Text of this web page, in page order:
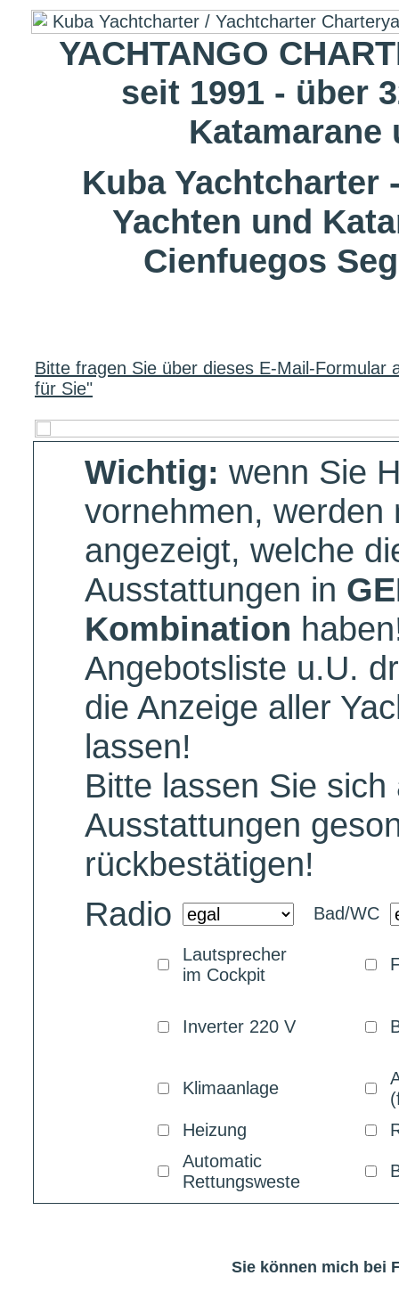
YACHTANGO
seit 1991 - über
Katamarane
Kuba Yachtcharter
Yachten und
Cienfuegos
Bitte fragen Sie über dieses E-Mail-
für Sie"
Wichtig: wenn Sie
vornehmen, werden
angezeigt, welche
Ausstattungen in
Kombination
Angebotsliste u.U.
die Anzeige aller
lassen!
Bitte lassen Sie
Ausstattungen
rückbestätigen!
Radio
Bad/WC
Lautsprecher
im Cockpit
Inverter 220 V
Klimaanlage
Heizung
Automatic
Rettungsweste
Sie können mich bei